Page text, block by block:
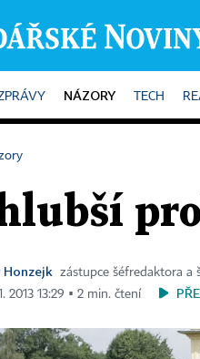
NÁZORY TECH
Honzejk
zástupce šéfredaktora a
2013 13:29 ▪ 2 min. čtení